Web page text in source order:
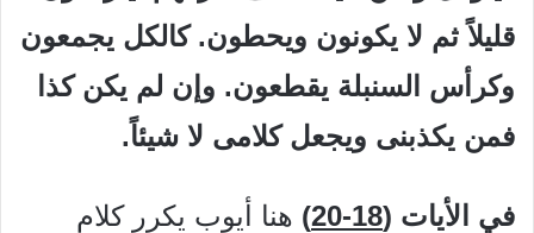
قليلاً ثم لا يكونون ويحطون. كالكل يجمعون
وكرأس السنبلة يقطعون. وإن لم يكن كذا
فمن يكذبنى ويجعل كلامى لا شيئاً.
في الأيات (18-20
) هنا أيوب يكرر كلام